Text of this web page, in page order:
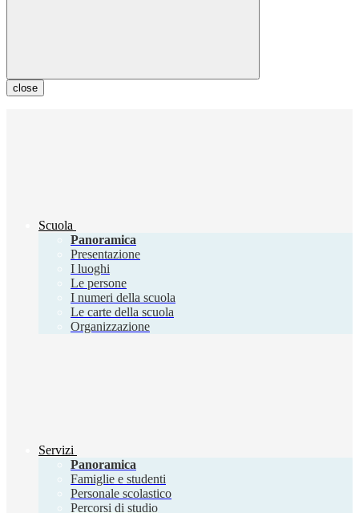
close
Scuola
Panoramica
Presentazione
I luoghi
Le persone
I numeri della scuola
Le carte della scuola
Organizzazione
Servizi
Panoramica
Famiglie e studenti
Personale scolastico
Percorsi di studio